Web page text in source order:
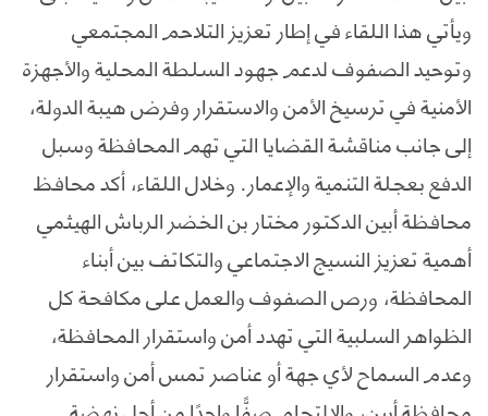
ويأتي هذا اللقاء في إطار تعزيز التلاحم المجتمعي
وتوحيد الصفوف لدعم جهود السلطة المحلية والأجهزة
الأمنية في ترسيخ الأمن والاستقرار وفرض هيبة الدولة،
إلى جانب مناقشة القضايا التي تهم المحافظة وسبل
الدفع بعجلة التنمية والإعمار. وخلال اللقاء، أكد محافظ
محافظة أبين الدكتور مختار بن الخضر الرباش الهيثمي
أهمية تعزيز النسيج الاجتماعي والتكاتف بين أبناء
المحافظة، ورص الصفوف والعمل على مكافحة كل
الظواهر السلبية التي تهدد أمن واستقرار المحافظة،
وعدم السماح لأي جهة أو عناصر تمس أمن واستقرار